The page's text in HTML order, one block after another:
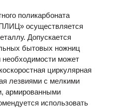
поликарбоната
осуществляется
Допускается
бытовых ножниц
необходимости может
циркулярная
лезвиями с мелкими
армированными
использовать